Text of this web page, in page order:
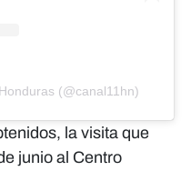
(@canal11hn)
la visita que
junio al Centro